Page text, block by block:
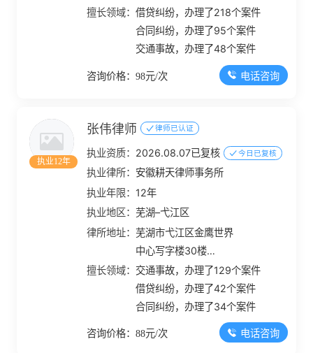
擅长领域：借贷纠纷，办理了218个案件
合同纠纷，办理了95个案件
交通事故，办理了48个案件
咨询价格：98元/次 电话咨询
执业12年
张伟律师 律师已认证
执业资质： 2026.08.07已复核 今日已复核
执业律所： 安徽耕天律师事务所
执业年限： 12年
执业地区：芜湖–弋江区
律所地址：芜湖市弋江区金鹰世界
中心写字楼30楼
3002、3003、3004
室
擅长领域： 交通事故，办理了129个案件
借贷纠纷，办理了42个案件
合同纠纷，办理了34个案件
咨询价格：88元/次 电话咨询